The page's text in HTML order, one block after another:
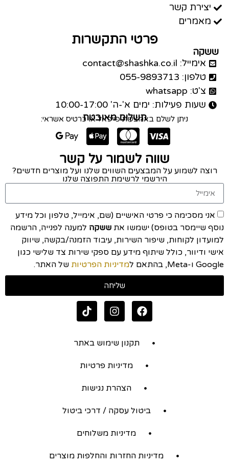
יצירת קשר
מאמרים
פרטי התקשרות
ששקה
אימייל: contact@shashka.co.il
טלפון: 055-9893713
צ'ט: whatsapp
שעות פעילות: ימים א'-ה' 10:00-17:00
תשלום מאובטח
ניתן לשלם באמצעות פייפאל או כרטיס אשראי:
שווה לשמור על קשר
רוצה לשמוע על המבצעים השווים שלנו ועל מוצרים חדשים?
הירשמי לרשימת התפוצה שלנו
אני מסכימה כי פרטי האישיים (שם, אימייל, טלפון וכל מידע
נוסף שיימסר בטופס) ישמשו את ששקה למענה לפנייה, הרשמה
למועדון לקוחות, שיפור השירות, עיבוד הזמנה/בקשה, שיווק
אישי ודיוור, כולל שיתוף מידע עם ספקי שירות צד שלישי כגון
Google ו-Meta, בהתאם ל
מדיניות הפרטיות של האתר.
שליחה
תקנון שימוש באתר
מדיניות פרטיות
הצהרת נגישות
ביטול עסקה / דרכי ביטול
מדיניות משלוחים
מדיניות החזרות והחלפות מוצרים